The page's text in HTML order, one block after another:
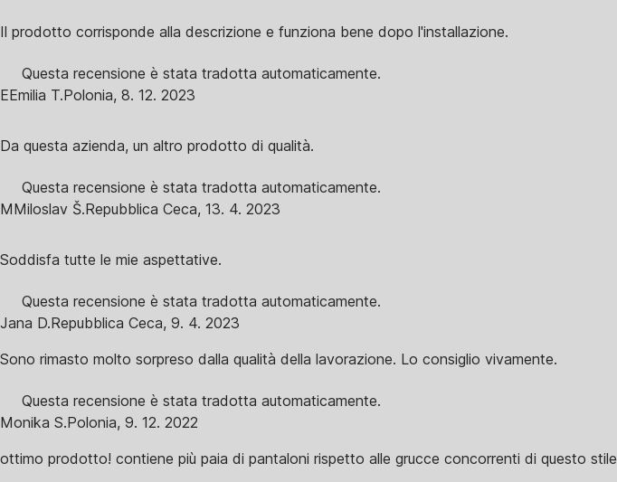
Il prodotto corrisponde alla descrizione e funziona bene dopo l'installazione.
Questa recensione è stata tradotta automaticamente.
EEmilia T.Polonia, 8. 12. 2023
Da questa azienda, un altro prodotto di qualità.
Questa recensione è stata tradotta automaticamente.
MMiloslav Š.Repubblica Ceca, 13. 4. 2023
Soddisfa tutte le mie aspettative.
Questa recensione è stata tradotta automaticamente.
Jana D.Repubblica Ceca, 9. 4. 2023
Sono rimasto molto sorpreso dalla qualità della lavorazione. Lo consiglio vivamente.
Questa recensione è stata tradotta automaticamente.
Monika S.Polonia, 9. 12. 2022
ottimo prodotto! contiene più paia di pantaloni rispetto alle grucce concorrenti di questo stile